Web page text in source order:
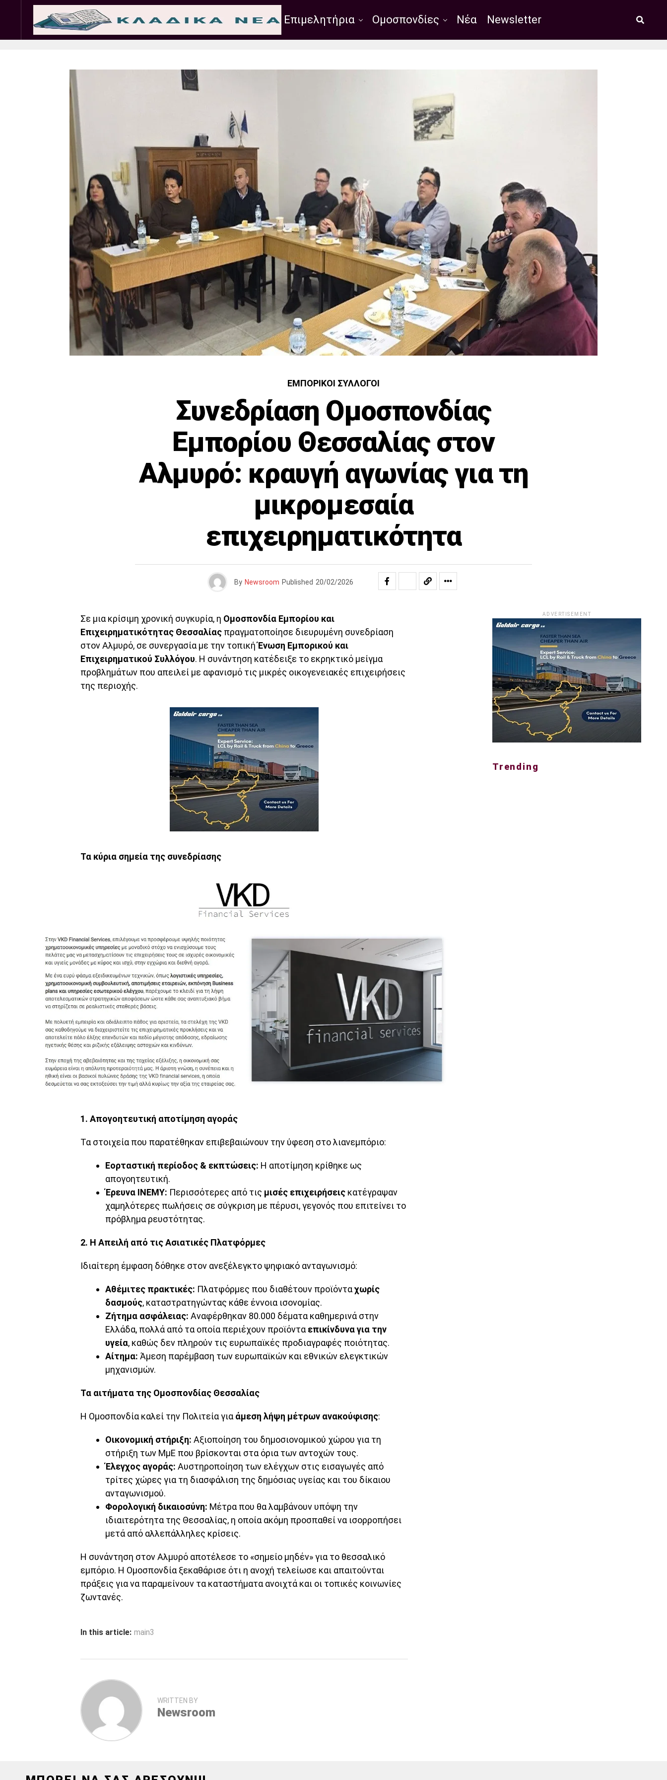
Σωματεία Εμπ. Σύλλογοι Επιμελητήρια Ομοσπονδίες Νέα Newsletter
ΕΜΠΟΡΙΚΟΊ ΣΎΛΛΟΓΟΙ
Συνεδρίαση Ομοσπονδίας
Εμπορίου Θεσσαλίας στον
Αλμυρό: κραυγή αγωνίας για τη
μικρομεσαία
επιχειρηματικότητα
By Newsroom Published 20/02/2026
Σε μια κρίσιμη χρονική συγκυρία, η Ομοσπονδία Εμπορίου και
Επιχειρηματικότητας Θεσσαλίας πραγματοποίησε διευρυμένη συνεδρίαση
στον Αλμυρό, σε συνεργασία με την τοπικήΈνωση Εμπορικού και
Επιχειρηματικού Συλλόγου. Η συνάντηση κατέδειξε το εκρηκτικό μείγμα
προβλημάτων που απειλεί με αφανισμό τις μικρές οικογενειακές επιχειρήσεις
της περιοχής.
Τα κύρια σημεία της συνεδρίασης
1. Απογοητευτική αποτίμηση αγοράς
Τα στοιχεία που παρατέθηκαν επιβεβαιώνουν την ύφεση στο λιανεμπόριο:
Εορταστική περίοδος & εκπτώσεις: Η αποτίμηση κρίθηκε ως
απογοητευτική.
Έρευνα ΙΝΕΜΥ: Περισσότερες από τις μισές επιχειρήσεις κατέγραψαν
χαμηλότερες πωλήσεις σε σύγκριση με πέρυσι, γεγονός που επιτείνει το
πρόβλημα ρευστότητας.
2. Η Απειλή από τις Ασιατικές Πλατφόρμες
Ιδιαίτερη έμφαση δόθηκε στον ανεξέλεγκτο ψηφιακό ανταγωνισμό:
Αθέμιτες πρακτικές: Πλατφόρμες που διαθέτουν προϊόνταχωρίς
δασμούς, καταστρατηγώντας κάθε έννοια ισονομίας.
Ζήτημα ασφάλειας: Αναφέρθηκαν 80.000 δέματα καθημερινά στην
Ελλάδα, πολλά από τα οποία περιέχουν προϊόνταεπικίνδυνα για την
υγεία, καθώς δεν πληρούν τις ευρωπαϊκές προδιαγραφές ποιότητας.
Αίτημα: Άμεση παρέμβαση των ευρωπαϊκών και εθνικών ελεγκτικών
μηχανισμών.
Τα αιτήματα της Ομοσπονδίας Θεσσαλίας
Η Ομοσπονδία καλεί την Πολιτεία γιαάμεση λήψη μέτρων ανακούφισης:
Οικονομική στήριξη: Αξιοποίηση του δημοσιονομικού χώρου για τη
στήριξη των ΜμΕ που βρίσκονται στα όρια των αντοχών τους.
Έλεγχος αγοράς: Αυστηροποίηση των ελέγχων στις εισαγωγές από
τρίτες χώρες για τη διασφάλιση της δημόσιας υγείας και του δίκαιου
ανταγωνισμού.
Φορολογική δικαιοσύνη: Μέτρα που θα λαμβάνουν υπόψη την
ιδιαιτερότητα της Θεσσαλίας, η οποία ακόμη προσπαθεί να ισορροπήσει
μετά από αλλεπάλληλες κρίσεις.
Η συνάντηση στον Αλμυρό αποτέλεσε το «σημείο μηδέν» για το θεσσαλικό
εμπόριο. Η Ομοσπονδία ξεκαθάρισε ότι η ανοχή τελείωσε και απαιτούνται
πράξεις για να παραμείνουν τα καταστήματα ανοιχτά και οι τοπικές κοινωνίες
ζωντανές.
In this article: main3
WRITTEN BY
Newsroom
ADVERTISEMENT
Trending